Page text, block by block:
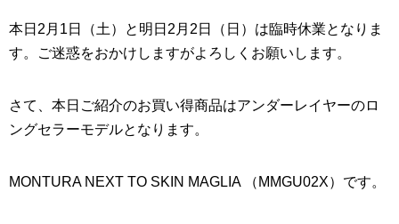
本日2月1日（土）と明日2月2日（日）は臨時休業となりま
す。ご迷惑をおかけしますがよろしくお願いします。
さて、本日ご紹介のお買い得商品はアンダーレイヤーのロ
ングセラーモデルとなります。
MONTURA NEXT TO SKIN MAGLIA （MMGU02X）です。